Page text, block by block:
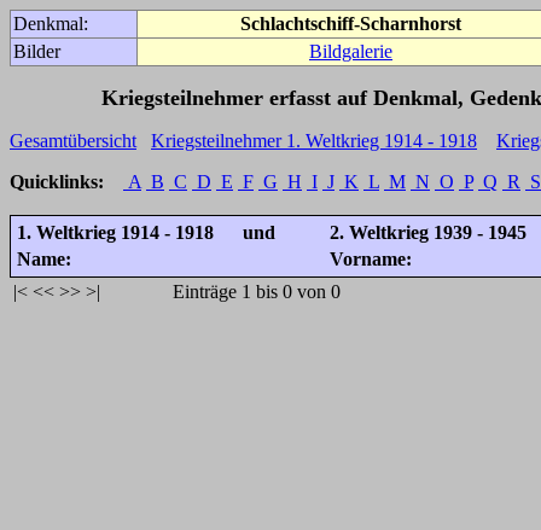
Denkmal:
Schlachtschiff-Scharnhorst
Bilder
Bildgalerie
Kriegsteilnehmer erfasst auf Denkmal,
Gesamtübersicht Kriegsteilnehmer 1. Weltkrieg 1914 - 1918
Quicklinks:
A B C D E F G H I J K L M N O P Q R S
1. Weltkrieg 1914 - 1918 und
2. Weltkrieg 1939 - 1945
Name:
Vorname:
|< << >> >| Einträge 1 bis 0 von 0